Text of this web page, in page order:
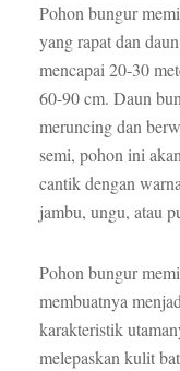
Pohon bungur
yang rapat dan
mencapai 20-30
60-90 cm. Daun
meruncing dan
semi, pohon ini
cantik dengan
jambu, ungu, atau
Pohon bungur
membuatnya
karakteristik
melepaskan kulit